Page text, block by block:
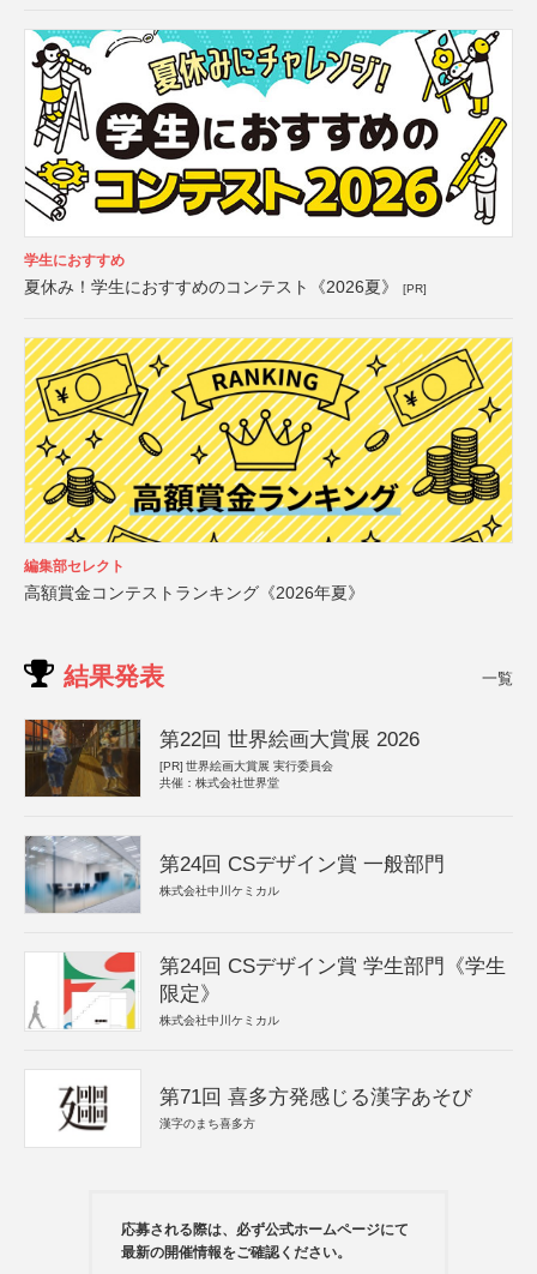
学生におすすめ
夏休み！学生におすすめのコンテスト《2026夏》 [PR]
編集部セレクト
高額賞金コンテストランキング《2026年夏》
結果発表 一覧
第22回 世界絵画大賞展 2026
[PR] 世界絵画大賞展 実行委員会
共催：株式会社世界堂
第24回 CSデザイン賞 一般部門
株式会社中川ケミカル
第24回 CSデザイン賞 学生部門《学生
限定》
株式会社中川ケミカル
第71回 喜多方発感じる漢字あそび
漢字のまち喜多方
応募される際は、必ず公式ホームページにて
最新の開催情報をご確認ください。